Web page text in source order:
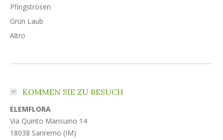
Pfingstrosen
Grün Laub
Altro
KOMMEN SIE ZU BESUCH
ELEMFLORA
Via Quinto Mansuino 14
18038 Sanremo (IM)